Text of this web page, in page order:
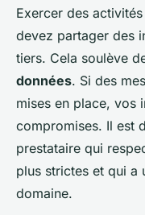
Exercer des
devez partager des
tiers. Cela soulève
données. Si des
mises en place, vos
compromises. Il est
prestataire qui
plus strictes et qui a
domaine.